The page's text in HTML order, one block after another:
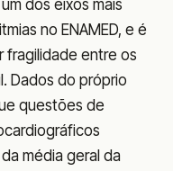
dos eixos mais
no ENAMED, e é
fragilidade entre os
Dados do próprio
questões de
média geral da